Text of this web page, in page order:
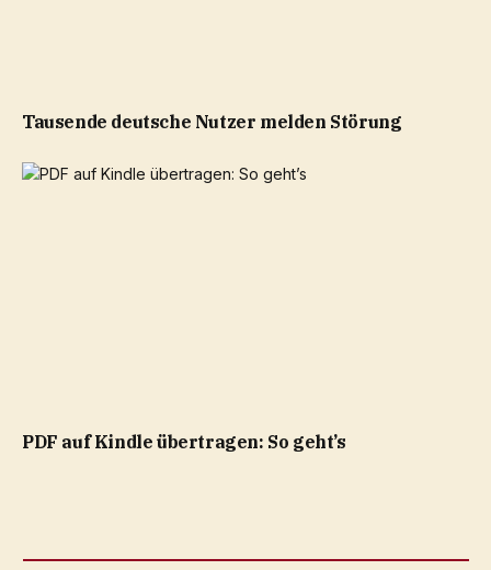
Tausende deutsche Nutzer melden Störung
PDF auf Kindle übertragen: So geht’s